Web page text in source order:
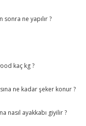
ne yapılır ?
kaç kg ?
ne kadar şeker konur ?
nasıl ayakkabı giyilir ?